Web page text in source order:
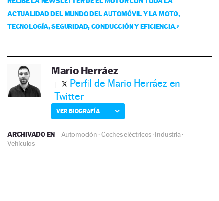
ACTUALIDAD DEL MUNDO DEL AUTOMÓVIL Y LA MOTO,
TECNOLOGÍA, SEGURIDAD, CONDUCCIÓN Y EFICIENCIA.
Mario Herráez
Perfil de Mario Herráez en
Twitter
VER BIOGRAFÍA
ARCHIVADO EN Automoción ·Coches eléctricos ·Industria·
Vehículos